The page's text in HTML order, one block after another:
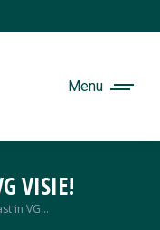
Menu
VISIE!
in VG…